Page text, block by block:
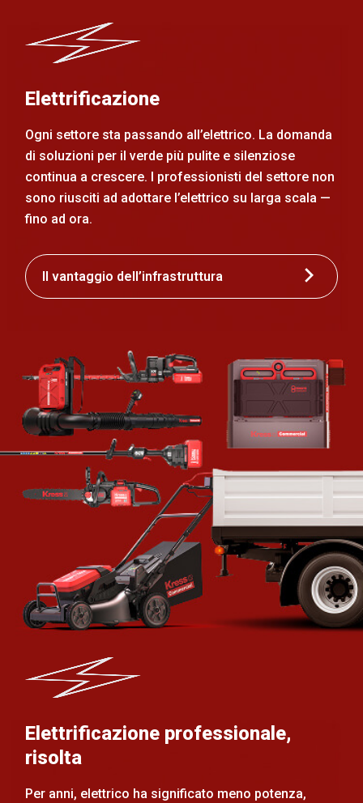
Elettrificazione
Ogni settore sta passando all’elettrico. La domanda
di soluzioni per il verde più pulite e silenziose
continua a crescere. I professionisti del settore non
sono riusciti ad adottare l’elettrico su larga scala —
fino ad ora.
Il vantaggio dell’infrastruttura
Elettrificazione professionale,
risolta
Per anni, elettrico ha significato meno potenza,